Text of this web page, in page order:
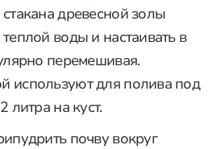
древесной золы
воды и настаивать в
перемешивая.
используют для полива под
литра на куст.
почву вокруг